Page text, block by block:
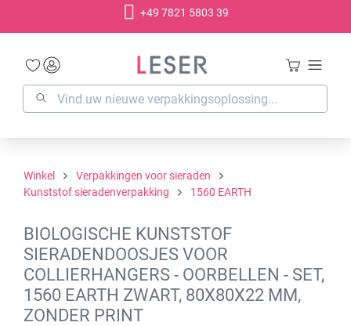
+49 7821 5803 39
Winkel
Verpakkingen voor sieraden
Kunststof sieradenverpakking
1560 EARTH
BIOLOGISCHE KUNSTSTOF
SIERADENDOOSJES VOOR
COLLIERHANGERS - OORBELLEN - SET,
1560 EARTH ZWART, 80X80X22 MM,
ZONDER PRINT